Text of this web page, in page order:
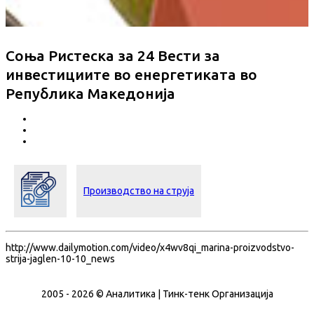
Соња Ристеска за 24 Вести за
инвестициите во енергетиката во
Република Македонија
Производство на струја
http://www.dailymotion.com/video/x4wv8qi_marina-proizvodstvo-
strija-jaglen-10-10_news
2005 - 2026 © Аналитика | Тинк-тенк Организација